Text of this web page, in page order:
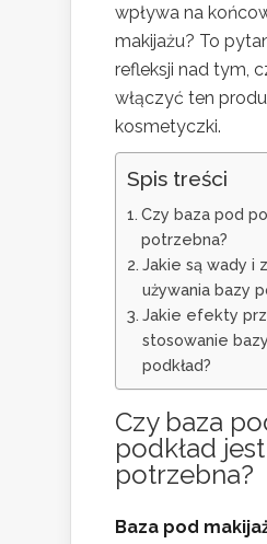
wpływa na
makijażu? To
refleksji nad tym,
włączyć ten
kosmetyczki.
Spis treści
Czy baza pod
potrzebna?
Jakie są wady i
używania bazy
Jakie efekty
stosowanie
podkład?
Czy baza
podkład jest
potrzebna?
Baza pod